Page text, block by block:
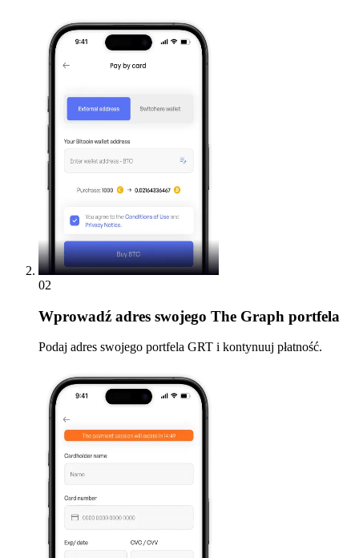
02
Wprowadź adres swojego The Graph portfela
Podaj adres swojego portfela GRT i kontynuuj płatność.